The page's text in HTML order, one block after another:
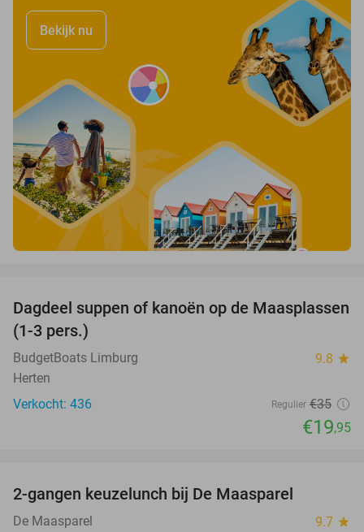
Bekijk nu
43%
Dagdeel suppen of kanoën op de Maasplassen
(1-3 pers.)
BudgetBoats Limburg 9.8 star
Herten
Verkocht: 436
Regulier €35
€19,95
2-gangen keuzelunch bij De Maasparel
De Maasparel 9.7 star